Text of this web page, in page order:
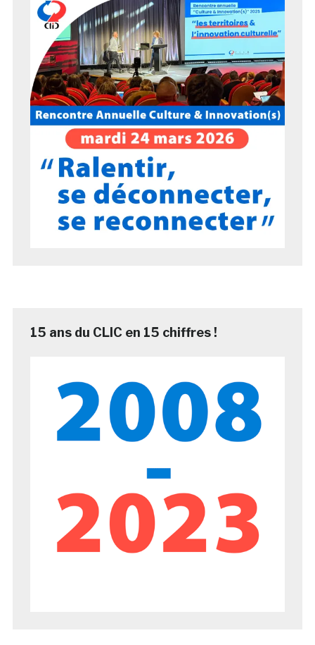
15 ans du CLIC en 15 chiffres !